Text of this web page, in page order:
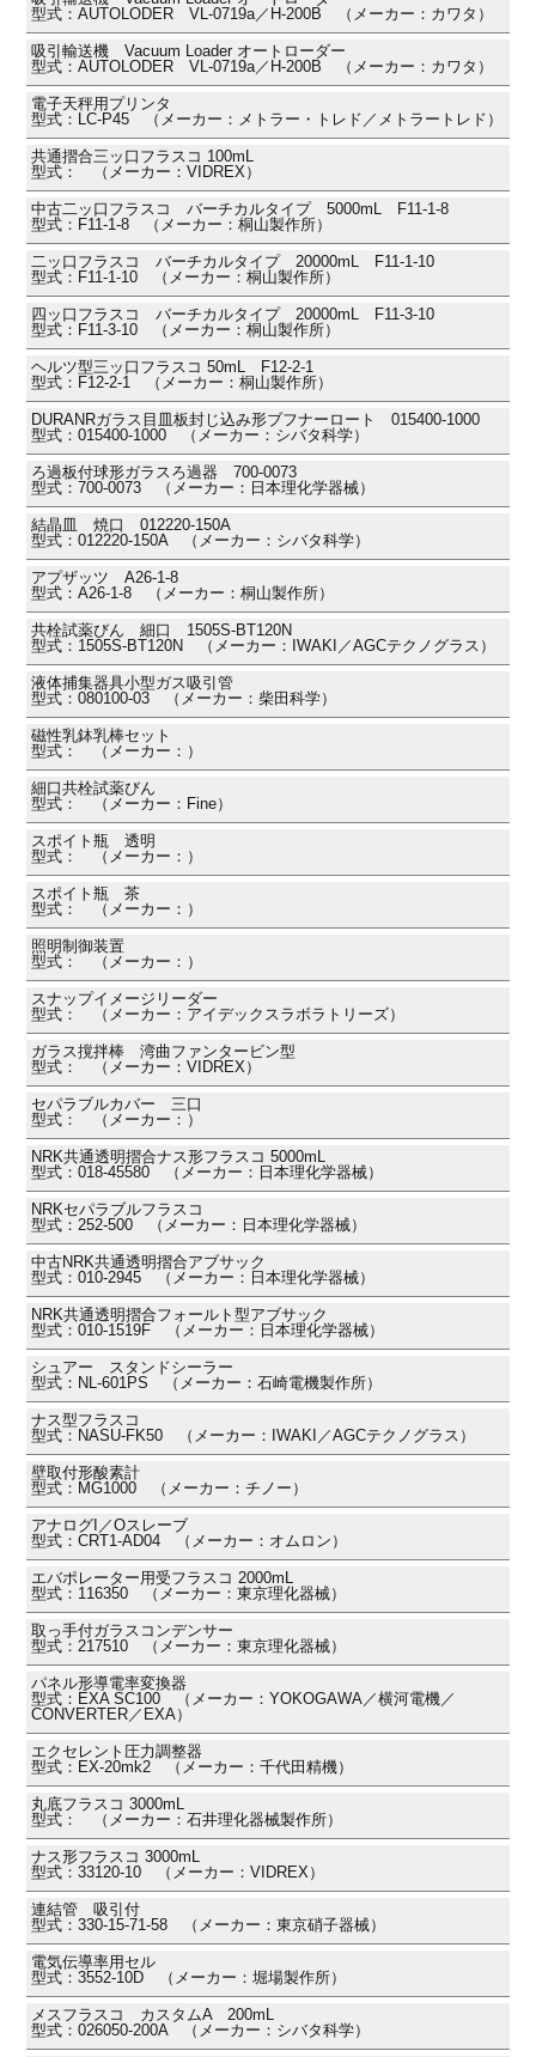
型式：AUTOLODER VL-0719a／H-200B （メーカー：カワタ）
吸引輸送機 Vacuum Loader オートローダー
型式：AUTOLODER VL-0719a／H-200B （メーカー：カワタ）
電子天秤用プリンタ
型式：LC-P45 （メーカー：メトラー・トレド／メトラートレド）
共通摺合三ッ口フラスコ 100mL
型式： （メーカー：VIDREX）
中古二ッ口フラスコ バーチカルタイプ 5000mL F11-1-8
型式：F11-1-8 （メーカー：桐山製作所）
二ッ口フラスコ バーチカルタイプ 20000mL F11-1-10
型式：F11-1-10 （メーカー：桐山製作所）
四ッ口フラスコ バーチカルタイプ 20000mL F11-3-10
型式：F11-3-10 （メーカー：桐山製作所）
ヘルツ型三ッ口フラスコ 50mL F12-2-1
型式：F12-2-1 （メーカー：桐山製作所）
DURANRガラス目皿板封じ込み形ブフナーロート 015400-1000
型式：015400-1000 （メーカー：シバタ科学）
ろ過板付球形ガラスろ過器 700-0073
型式：700-0073 （メーカー：日本理化学器械）
結晶皿 焼口 012220-150A
型式：012220-150A （メーカー：シバタ科学）
アプザッツ A26-1-8
型式：A26-1-8 （メーカー：桐山製作所）
共栓試薬びん 細口 1505S-BT120N
型式：1505S-BT120N （メーカー：IWAKI／AGCテクノグラス）
液体捕集器具小型ガス吸引管
型式：080100-03 （メーカー：柴田科学）
磁性乳鉢乳棒セット
型式： （メーカー：）
細口共栓試薬びん
型式： （メーカー：Fine）
スポイト瓶 透明
型式： （メーカー：）
スポイト瓶 茶
型式： （メーカー：）
照明制御装置
型式： （メーカー：）
スナップイメージリーダー
型式： （メーカー：アイデックスラボラトリーズ）
ガラス撹拌棒 湾曲ファンタービン型
型式： （メーカー：VIDREX）
セパラブルカバー 三口
型式： （メーカー：）
NRK共通透明摺合ナス形フラスコ 5000mL
型式：018-45580 （メーカー：日本理化学器械）
NRKセパラブルフラスコ
型式：252-500 （メーカー：日本理化学器械）
中古NRK共通透明摺合アブサック
型式：010-2945 （メーカー：日本理化学器械）
NRK共通透明摺合フォールト型アブサック
型式：010-1519F （メーカー：日本理化学器械）
シュアー スタンドシーラー
型式：NL-601PS （メーカー：石崎電機製作所）
ナス型フラスコ
型式：NASU-FK50 （メーカー：IWAKI／AGCテクノグラス）
壁取付形酸素計
型式：MG1000 （メーカー：チノー）
アナログI／Oスレーブ
型式：CRT1-AD04 （メーカー：オムロン）
エバポレーター用受フラスコ 2000mL
型式：116350 （メーカー：東京理化器械）
取っ手付ガラスコンデンサー
型式：217510 （メーカー：東京理化器械）
パネル形導電率変換器
型式：EXA SC100 （メーカー：YOKOGAWA／横河電機／
CONVERTER／EXA）
エクセレント圧力調整器
型式：EX-20mk2 （メーカー：千代田精機）
丸底フラスコ 3000mL
型式： （メーカー：石井理化器械製作所）
ナス形フラスコ 3000mL
型式：33120-10 （メーカー：VIDREX）
連結管 吸引付
型式：330-15-71-58 （メーカー：東京硝子器械）
電気伝導率用セル
型式：3552-10D （メーカー：堀場製作所）
メスフラスコ カスタムA 200mL
型式：026050-200A （メーカー：シバタ科学）